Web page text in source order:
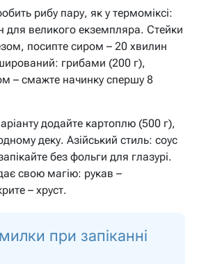
рибу пару, як у термоміксі:
для великого екземпляра. Стейки
посипте сиром – 20 хвилин
грибами (200 г),
– смажте начинку спершу 8
додайте картоплю (500 г),
деку. Азійський стиль: соус
без фольги для глазурі.
свою магію: рукав –
– хруст.
при запіканні